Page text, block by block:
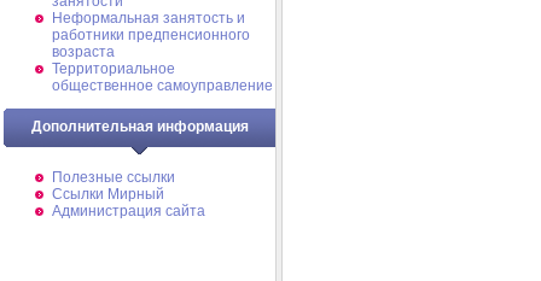
Неформальная занятость и
работники предпенсионного
возраста
Территориальное
общественное самоуправление
Дополнительная информация
Полезные ссылки
Ссылки Мирный
Администрация сайта